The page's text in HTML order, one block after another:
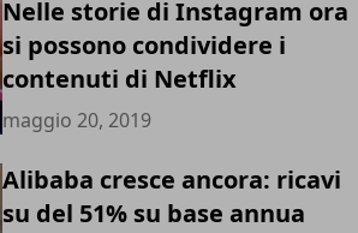
Nelle storie di Instagram ora
si possono condividere i
contenuti di Netflix
maggio 20, 2019
Alibaba cresce ancora: ricavi
su del 51% su base annua